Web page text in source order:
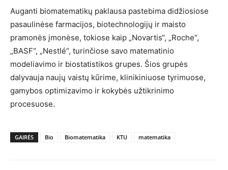
Auganti biomatematikų paklausa pastebima didžiosiose
pasaulinėse farmacijos, biotechnologijų ir maisto
pramonės įmonėse, tokiose kaip „Novartis“, „Roche“,
„BASF“, „Nestlé“, turinčiose savo matematinio
modeliavimo ir biostatistikos grupes. Šios grupės
dalyvauja naujų vaistų kūrime, klinikiniuose tyrimuose,
gamybos optimizavimo ir kokybės užtikrinimo
procesuose.
GAIRĖS Bio Biomatematika KTU matematika